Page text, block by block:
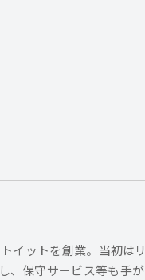
イットを創業。当初は
、保守サービス等も手が